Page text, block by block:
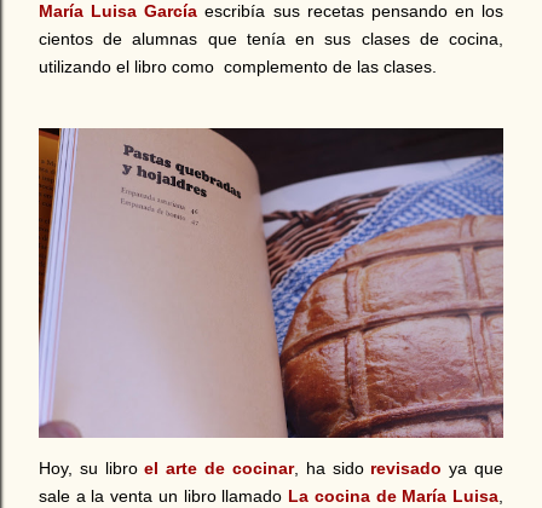
María Luisa García escribía sus recetas pensando en los
cientos de alumnas que tenía en sus clases de cocina,
utilizando el libro como complemento de las clases.
Hoy, su libroel arte de cocinar, ha sido revisado ya que
sale a la venta un libro llamado La cocina de María Luisa,